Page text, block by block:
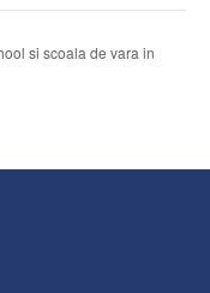
si scoala de vara in